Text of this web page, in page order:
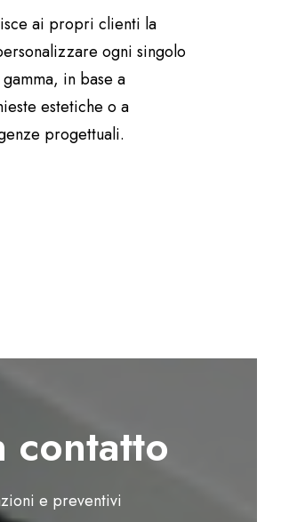
ai propri clienti la
ogni singolo
in base a
estetiche o a
progettuali.
contatto
e preventivi